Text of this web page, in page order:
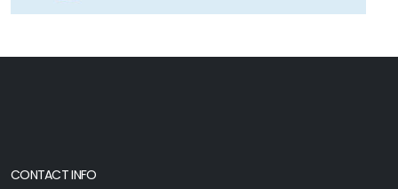
CONTACT INFO